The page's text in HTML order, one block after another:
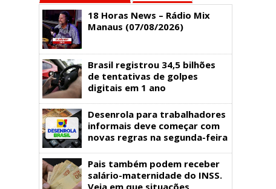
18 Horas News​​​​​​​​​​​​ – Rádio Mix
Manaus (07/08/2026)
Brasil registrou 34,5 bilhões
de tentativas de golpes
digitais em 1 ano
Desenrola para trabalhadores
informais deve começar com
novas regras na segunda-feira
Pais também podem receber
salário-maternidade do INSS.
Veja em que situações